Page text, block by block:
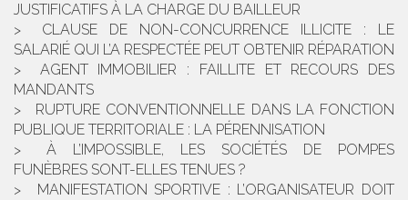
JUSTIFICATIFS À LA CHARGE DU BAILLEUR
CLAUSE DE NON-CONCURRENCE ILLICITE : LE
SALARIÉ QUI L’A RESPECTÉE PEUT OBTENIR RÉPARATION
AGENT IMMOBILIER : FAILLITE ET RECOURS DES
MANDANTS
RUPTURE CONVENTIONNELLE DANS LA FONCTION
PUBLIQUE TERRITORIALE : LA PÉRENNISATION
À L’IMPOSSIBLE, LES SOCIÉTÉS DE POMPES
FUNÈBRES SONT-ELLES TENUES ?
MANIFESTATION SPORTIVE : L’ORGANISATEUR DOIT